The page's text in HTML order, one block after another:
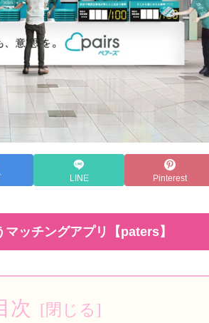
LINE Pinterest
マッチングアプリ【paters】
次